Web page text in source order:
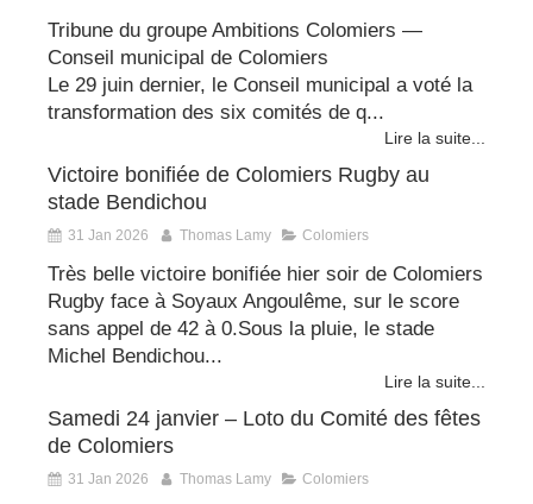
Tribune du groupe Ambitions Colomiers —
Conseil municipal de Colomiers
Le 29 juin dernier, le Conseil municipal a voté la
transformation des six comités de q...
Lire la suite...
Victoire bonifiée de Colomiers Rugby au
stade Bendichou
31 Jan 2026 Thomas Lamy Colomiers
Très belle victoire bonifiée hier soir de Colomiers
Rugby face à Soyaux Angoulême, sur le score
sans appel de 42 à 0.Sous la pluie, le stade
Michel Bendichou...
Lire la suite...
Samedi 24 janvier – Loto du Comité des fêtes
de Colomiers
31 Jan 2026 Thomas Lamy Colomiers